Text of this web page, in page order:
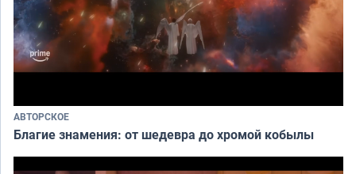
АВТОРСКОЕ
Благие знамения: от шедевра до хромой кобылы